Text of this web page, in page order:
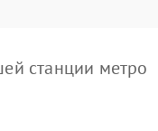
станции метро